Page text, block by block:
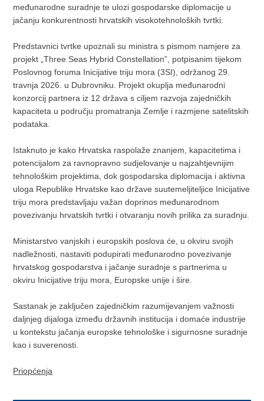
međunarodne suradnje te ulozi gospodarske diplomacije u
jačanju konkurentnosti hrvatskih visokotehnoloških tvrtki.
Predstavnici tvrtke upoznali su ministra s pismom namjere za
projekt „Three Seas Hybrid Constellation”, potpisanim tijekom
Poslovnog foruma Inicijative triju mora (3SI), održanog 29.
travnja 2026. u Dubrovniku. Projekt okuplja međunarodni
konzorcij partnera iz 12 država s ciljem razvoja zajedničkih
kapaciteta u području promatranja Zemlje i razmjene satelitskih
podataka.
Istaknuto je kako Hrvatska raspolaže znanjem, kapacitetima i
potencijalom za ravnopravno sudjelovanje u najzahtjevnijim
tehnološkim projektima, dok gospodarska diplomacija i aktivna
uloga Republike Hrvatske kao države suutemeljiteljice Inicijative
triju mora predstavljaju važan doprinos međunarodnom
povezivanju hrvatskih tvrtki i otvaranju novih prilika za suradnju.
Ministarstvo vanjskih i europskih poslova će, u okviru svojih
nadležnosti, nastaviti podupirati međunarodno povezivanje
hrvatskog gospodarstva i jačanje suradnje s partnerima u
okviru Inicijative triju mora, Europske unije i šire.
Sastanak je zaključen zajedničkim razumijevanjem važnosti
daljnjeg dijaloga između državnih institucija i domaće industrije
u kontekstu jačanja europske tehnološke i sigurnosne suradnje
kao i suverenosti.
Priopćenja